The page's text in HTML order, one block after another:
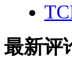
最新评